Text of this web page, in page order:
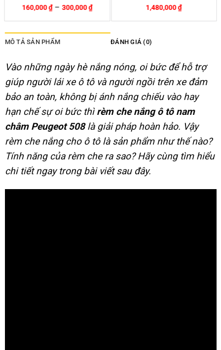
490,000₫ 450,000₫ -8% 2,190,000₫ 2,150,000
MÔ TẢ SẢN PHẨM ĐÁNH GIÁ (0)
Vào những ngày hè nắng nóng, oi bức để hỗ trợ
giúp người lái xe ô tô và người ngồi trên xe đảm
bảo an toàn, không bị ánh nắng chiếu vào hay
hạn chế sự oi bức thì rèm che nắng ô tô nam
châm Peugeot 508là giải pháp hoàn hảo. Vậy
rèm che nắng cho ô tô là sản phẩm như thế nào?
Tính năng của rèm che ra sao? Hãy cùng tìm hiểu
chi tiết ngay trong bài viết sau đây.